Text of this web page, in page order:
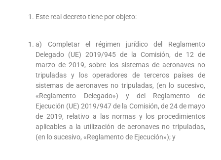
Este real decreto tiene por objeto:
a) Completar el régimen jurídico del Reglamento
Delegado (UE) 2019/945 de la Comisión, de 12 de
marzo de 2019, sobre los sistemas de aeronaves no
tripuladas y los operadores de terceros países de
sistemas de aeronaves no tripuladas, (en lo sucesivo,
«Reglamento Delegado») y del Reglamento de
Ejecución (UE) 2019/947 de la Comisión, de 24 de mayo
de 2019, relativo a las normas y los procedimientos
aplicables a la utilización de aeronaves no tripuladas,
(en lo sucesivo, «Reglamento de Ejecución»); y